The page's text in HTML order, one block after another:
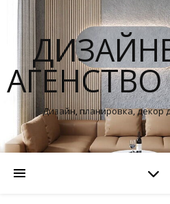
Дизайн, планировка, декор